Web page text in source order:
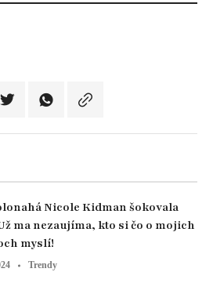
ma nezaujíma, kto si čo o mojich
myslí!
Trendy